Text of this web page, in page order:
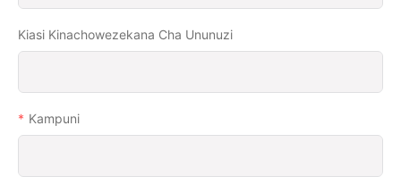
Kiasi Kinachowezekana Cha Ununuzi
Kampuni